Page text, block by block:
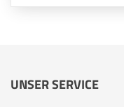
UNSER SERVICE